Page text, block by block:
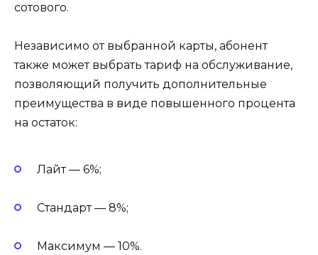
сотового.
Независимо от выбранной карты, абонент
также может выбрать тариф на обслуживание,
позволяющий получить дополнительные
преимущества в виде повышенного процента
на остаток:
Лайт — 6%;
Стандарт — 8%;
Максимум — 10%.